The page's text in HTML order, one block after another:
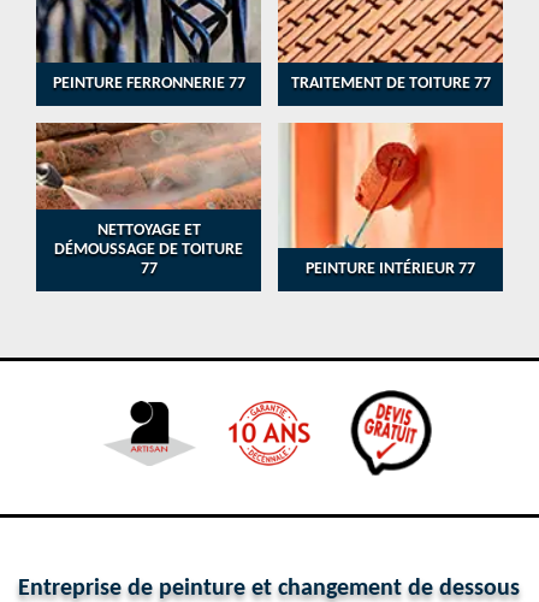
PEINTURE FERRONNERIE 77 TRAITEMENT DE TOITURE 77
NETTOYAGE ET
DÉMOUSSAGE DE TOITURE
77
PEINTURE INTÉRIEUR 77
Entreprise de peinture et changement de dessous